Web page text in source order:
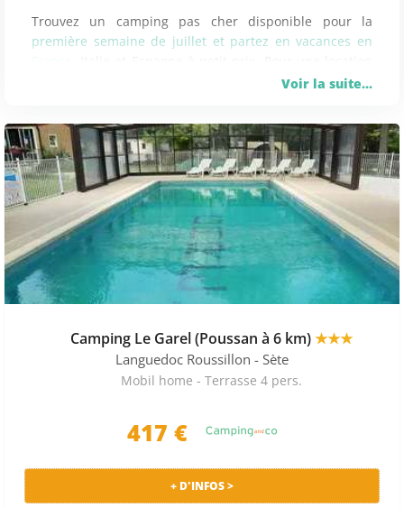
Trouvez un camping pas cher disponible pour la
première semaine de juillet et partez en vacances en
de mobil home correspondant à vos attentes,
bord de mer, avec piscine ou acceptant les animaux
pour affiner au mieux votre recherche.
Activités, services et logements des offres de
camping pour la semaine du 4 juillet
Mobilhome Express répertorie pour vous de
nombreuses offres intéressantes pour la période du 4
juillet . Les différents campings proposent plusieurs
activités, services et différents hébergements. Certains
piscine couverte, une piscine chauffée, un restaurant,
une aire de jeux, un terrain de sport, un espace de
bien-être, une salle de jeux, un accès au wifi, etc ... Bien
Parmi les offres présentées par Mobilhome Express ,
souhaitez prendre avec vous votre animal de
Voir la suite...
Camping Le Garel (Poussan à 6 km)★★★
Languedoc Roussillon - Sète
Mobil home - Terrasse 4 pers.
417 €
+ D'INFOS >